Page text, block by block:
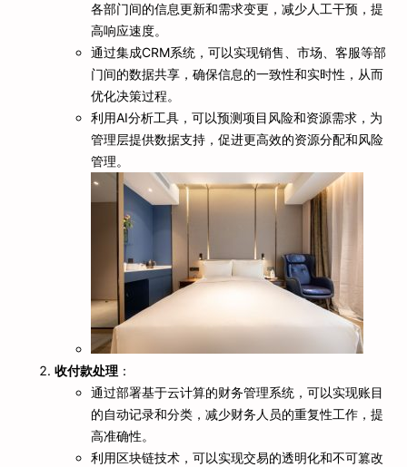
各部门间的信息更新和需求变更，减少人工干预，提
高响应速度。
通过集成CRM系统，可以实现销售、市场、客服等部
门间的数据共享，确保信息的一致性和实时性，从而
优化决策过程。
利用AI分析工具，可以预测项目风险和资源需求，为
管理层提供数据支持，促进更高效的资源分配和风险
管理。
收付款处理 ：
通过部署基于云计算的财务管理系统，可以实现账目
的自动记录和分类，减少财务人员的重复性工作，提
高准确性。
利用区块链技术，可以实现交易的透明化和不可篡改